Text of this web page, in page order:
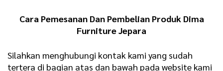
Cara Pemesanan Dan Pembelian Produk Dima
Furniture Jepara
Silahkan menghubungi kontak kami yang sudah
tertera di bagian atas dan bawah pada website kami